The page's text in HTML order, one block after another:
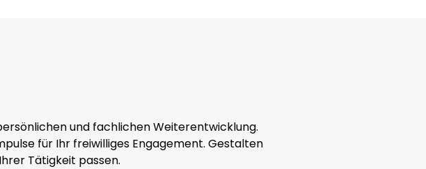
und fachlichen Weiterentwicklung.
für Ihr freiwilliges Engagement. Gestalten
Tätigkeit passen.